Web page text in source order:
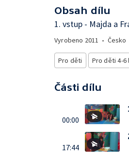
Obsah dílu
1. vstup - Majda a
Vyrobeno 2011 • Česko
Pro děti Pro děti 4-6
Části dílu
00:00
17:44